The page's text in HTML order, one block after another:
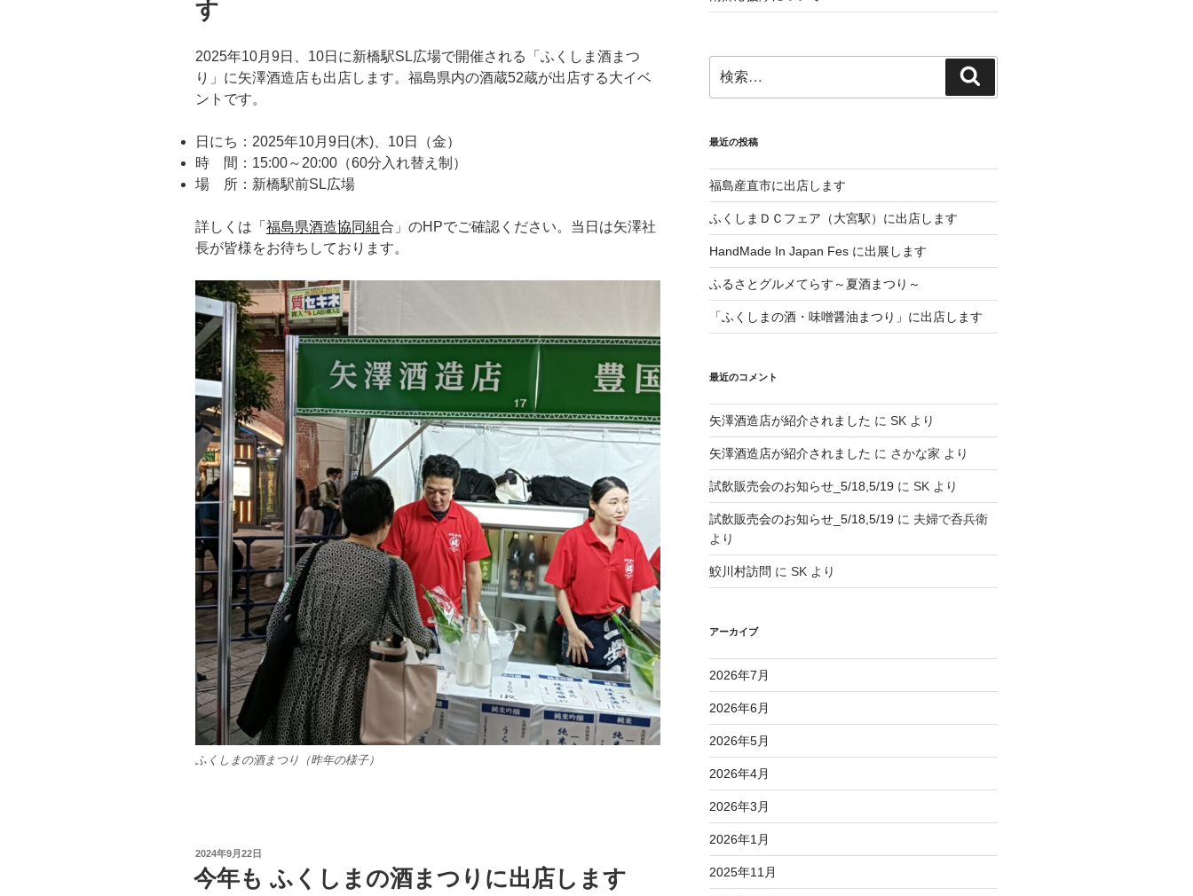
す
2025年10月9日、10日に新橋駅SL広場で開催される「ふくしま酒まつ
り」に矢澤酒造店も出店します。福島県内の酒蔵52蔵が出店する大イベ
ントです。
日にち：2025年10月9日(木)、10日（金）
時 間：15:00～20:00（60分入れ替え制）
場 所：新橋駅前SL広場
詳しくは「 福島県酒造協同組合」のHPでご確認ください。当日は矢澤社
長が皆様をお待ちしております。
ふくしまの酒まつり（昨年の様子）
投
稿
日:
2024年9月22日
今年も ふくしまの酒まつりに出店します
索:
索
最近の投稿
福島産直市に出店します
ふくしまＤＣフェア（大宮駅）に出店します
HandMade In Japan Fes に出展します
ふるさとグルメてらす～夏酒まつり～
「ふくしまの酒・味噌醤油まつり」に出店します
最近のコメント
矢澤酒造店が紹介されました に SKより
矢澤酒造店が紹介されました に さかな家 より
試飲販売会のお知らせ_5/18,5/19に SKより
試飲販売会のお知らせ_5/18,5/19に 夫婦で呑兵衛
より
鮫川村訪問 に SKより
アーカイブ
2026年7月
2026年6月
2026年5月
2026年4月
2026年3月
2026年1月
2025年11月